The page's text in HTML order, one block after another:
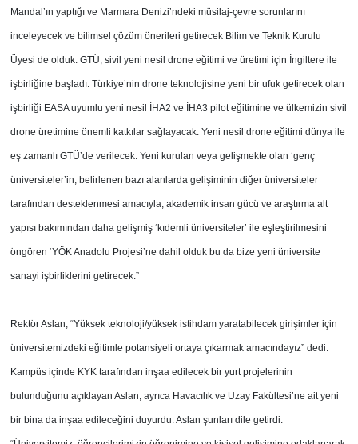
Mandal’ın yaptığı ve Marmara Denizi’ndeki müsilaj-çevre sorunlarını
inceleyecek ve bilimsel çözüm önerileri getirecek Bilim ve Teknik Kurulu
Üyesi de olduk. GTÜ, sivil yeni nesil drone eğitimi ve üretimi için İngiltere ile
işbirliğine başladı. Türkiye’nin drone teknolojisine yeni bir ufuk getirecek olan
işbirliği EASA uyumlu yeni nesil İHA2 ve İHA3 pilot eğitimine ve ülkemizin sivil
drone üretimine önemli katkılar sağlayacak. Yeni nesil drone eğitimi dünya ile
eş zamanlı GTÜ’de verilecek. Yeni kurulan veya gelişmekte olan ‘genç
üniversiteler’in, belirlenen bazı alanlarda gelişiminin diğer üniversiteler
tarafından desteklenmesi amacıyla; akademik insan gücü ve araştırma alt
yapısı bakımından daha gelişmiş ‘kıdemli üniversiteler’ ile eşleştirilmesini
öngören ‘YÖK Anadolu Projesi’ne dahil olduk bu da bize yeni üniversite
sanayi işbirliklerini getirecek.”
Rektör Aslan, “Yüksek teknoloji/yüksek istihdam yaratabilecek girişimler için
üniversitemizdeki eğitimle potansiyeli ortaya çıkarmak amacındayız” dedi.
Kampüs içinde KYK tarafından inşaa edilecek bir yurt projelerinin
bulunduğunu açıklayan Aslan, ayrıca Havacılık ve Uzay Fakültesi’ne ait yeni
bir bina da inşaa edileceğini duyurdu. Aslan şunları dile getirdi: